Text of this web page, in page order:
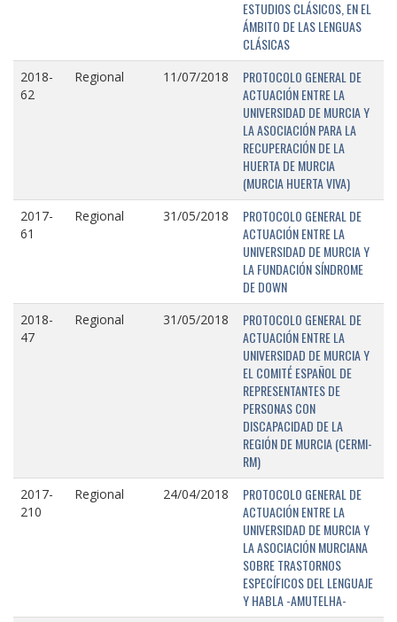
ESTUDIOS CLÁSICOS, EN EL
ÁMBITO DE LAS LENGUAS
CLÁSICAS
2018-
62
Regional 11/07/2018
PROTOCOLO GENERAL DE
ACTUACIÓN ENTRE LA
UNIVERSIDAD DE MURCIA Y
LA ASOCIACIÓN PARA LA
RECUPERACIÓN DE LA
HUERTA DE MURCIA
(MURCIA HUERTA VIVA)
2017-
61
Regional 31/05/2018
PROTOCOLO GENERAL DE
ACTUACIÓN ENTRE LA
UNIVERSIDAD DE MURCIA Y
LA FUNDACIÓN SÍNDROME
DE DOWN
2018-
47
Regional 31/05/2018
PROTOCOLO GENERAL DE
ACTUACIÓN ENTRE LA
UNIVERSIDAD DE MURCIA Y
EL COMITÉ ESPAÑOL DE
REPRESENTANTES DE
PERSONAS CON
DISCAPACIDAD DE LA
REGIÓN DE MURCIA (CERMI-
RM)
2017-
210
Regional 24/04/2018
PROTOCOLO GENERAL DE
ACTUACIÓN ENTRE LA
UNIVERSIDAD DE MURCIA Y
LA ASOCIACIÓN MURCIANA
SOBRE TRASTORNOS
ESPECÍFICOS DEL LENGUAJE
Y HABLA -AMUTELHA-